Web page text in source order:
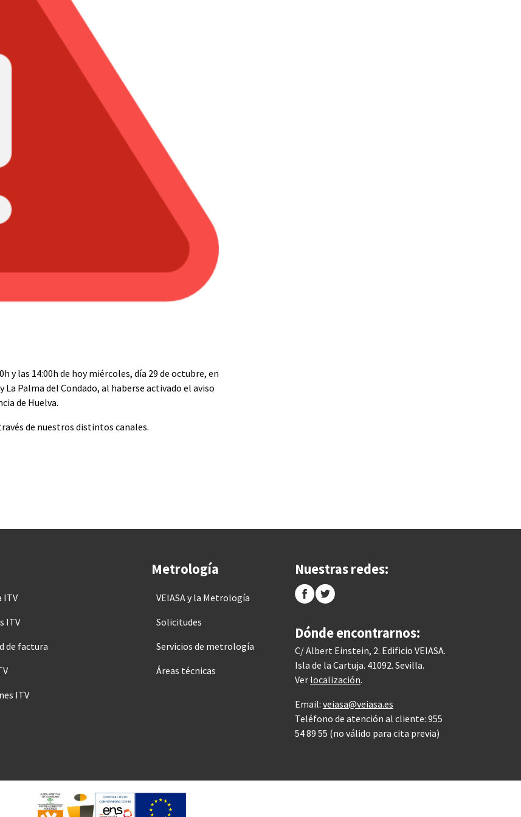
y las 14:00h de hoy miércoles, día 29 de octubre, en
Palma del Condado, al haberse activado el aviso
de Huelva.
de nuestros distintos canales.
ITV
ITV
de factura
ITV
Metrología
VEIASA y la Metrología
Solicitudes
Servicios de metrología
Áreas técnicas
Nuestras redes:
Dónde encontrarnos:
C/ Albert Einstein, 2. Edificio VEIASA.
Isla de la Cartuja. 41092. Sevilla.
Ver localización.
Email: veiasa@veiasa.es
Teléfono de atención al cliente: 955
54 89 55 (no válido para cita previa)